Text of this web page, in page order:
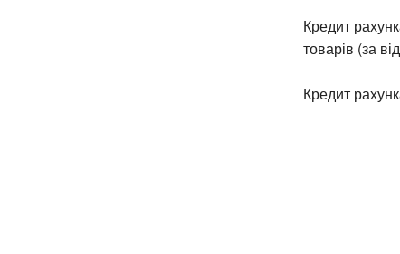
Кредит
товарів (за
Кредит